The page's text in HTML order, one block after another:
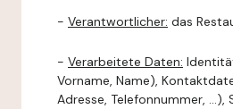
- Verantwortlicher: das
- Verarbeitete Daten:
Vorname, Name),
Adresse, Telefonnummer, ...),